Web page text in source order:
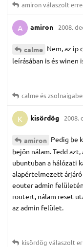
amironválaszolt
A amiron 2008.
calme Nem, az ip
leírásában is és winen
calmeés
K kisördög 2008.
amiron Pedig be
bejön nálam. Tedd
ubuntuban a hálózati
alapértelmezett árjáró
eouter admin
routert, nálam reset
az admin felület.
kisördög válaszolt